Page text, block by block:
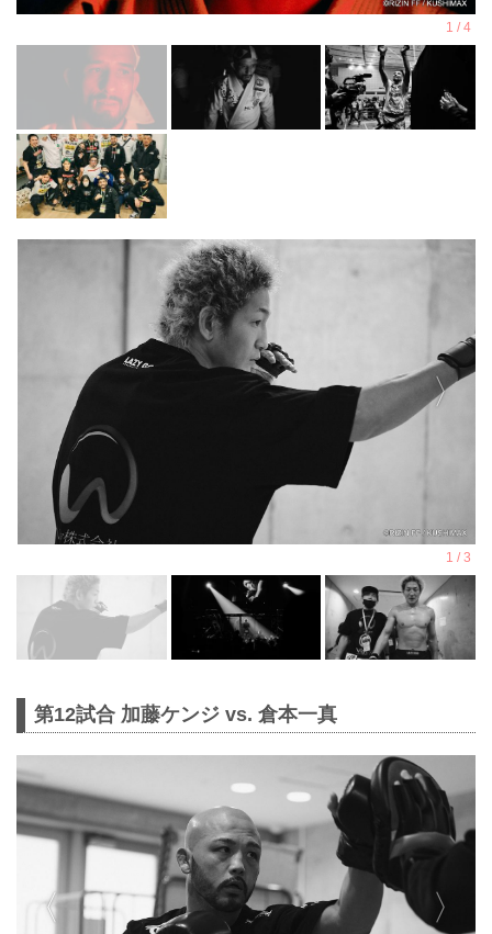
第12試合 加藤ケンジ vs. 倉本一真